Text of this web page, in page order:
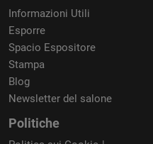
Informazioni Utili
Esporre
Spacio Espositore
Stampa
Blog
Newsletter del salone
Politiche